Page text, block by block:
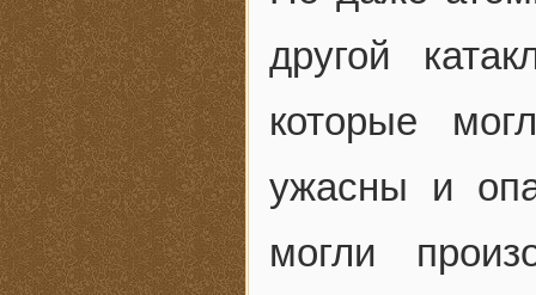
другой
которые
ужасны и
могли